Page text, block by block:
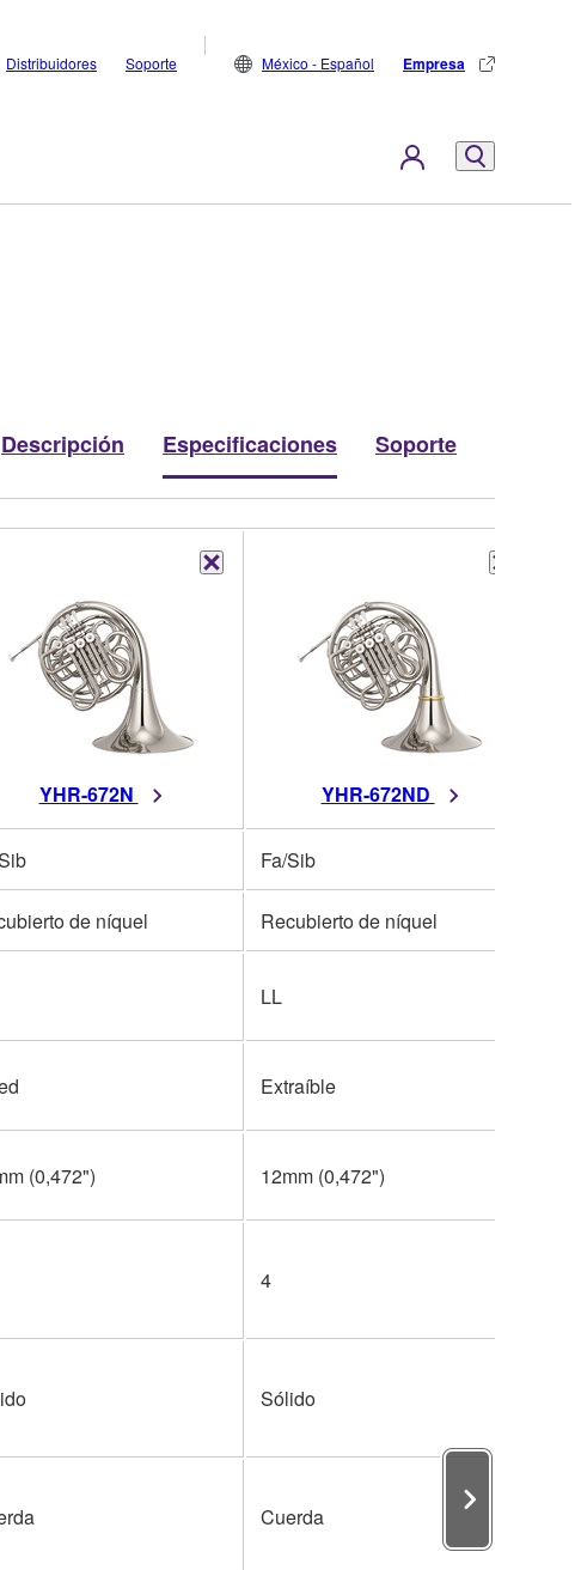
Distribuidores Soporte México - Español Empresa
Descripción Especificaciones Soporte
YHR-672N YHR-672ND
Fa/Sib
de níquel Recubierto de níquel
LL
Extraíble
(0,472") 12mm (0,472")
4
Sólido
Cuerda